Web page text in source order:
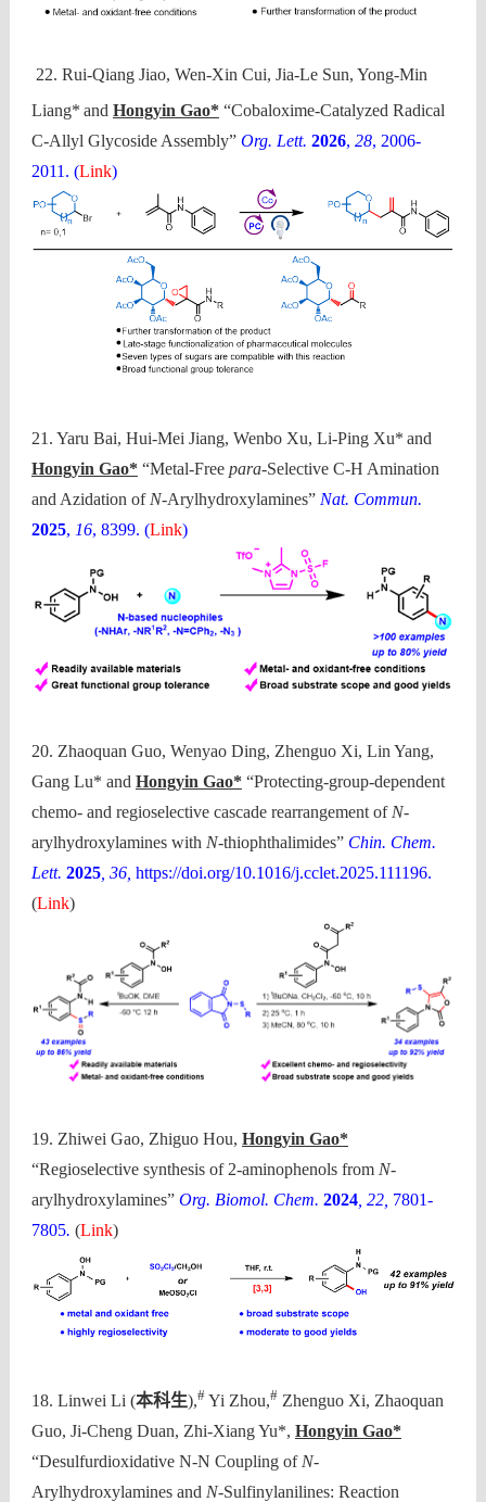
22. Rui-Qiang Jiao, Wen-Xin Cui, Jia-Le Sun, Yong-Min
Liang* and Hongyin Gao* “Cobaloxime-Catalyzed Radical
C‑Allyl Glycoside Assembly” Org. Lett. 2026, 28, 2006-
2011. (Link)
21. Yaru Bai, Hui-Mei Jiang, Wenbo Xu, Li-Ping Xu* and
Hongyin Gao* “Metal-Free para-Selective C-H Amination
and Azidation of N-Arylhydroxylamines” Nat. Commun.
2025, 16, 8399. (Link)
20. Zhaoquan Guo, Wenyao Ding, Zhenguo Xi, Lin Yang,
Gang Lu* and Hongyin Gao* “Protecting-group-dependent
chemo- and regioselective cascade rearrangement of N-
arylhydroxylamines with N-thiophthalimides”Chin. Chem.
Lett. 2025, 36, https://doi.org/10.1016/j.cclet.2025.111196.
(Link)
19. Zhiwei Gao, Zhiguo Hou, Hongyin Gao*
“Regioselective synthesis of 2-aminophenols from N-
arylhydroxylamines” Org. Biomol. Chem. 2024, 22, 7801-
7805. (Link)
18. Linwei Li (本科生),#Yi Zhou,#Zhenguo Xi, Zhaoquan
Guo, Ji-Cheng Duan, Zhi-Xiang Yu*, Hongyin Gao*
“Desulfurdioxidative N-N Coupling of N-
Arylhydroxylamines and N-Sulfinylanilines: Reaction